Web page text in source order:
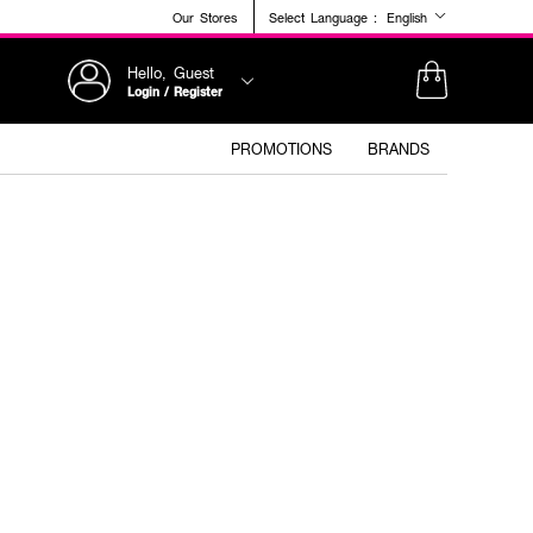
Our Stores Select Language : English
Hello, Guest
Login / Register
PROMOTIONS BRANDS